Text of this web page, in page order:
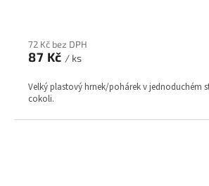
72 Kč bez DPH
87 Kč / ks
Velký plastový hrnek/pohárek v jednoduchém
cokoli.